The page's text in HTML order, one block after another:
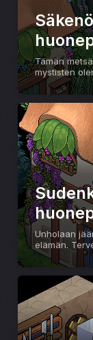
Tämän
mystisten
Unholaan
elämän.